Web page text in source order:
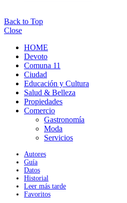
Back to Top
Close
HOME
Devoto
Comuna 11
Ciudad
Educación y Cultura
Salud & Belleza
Propiedades
Comercio
Gastronomía
Moda
Servicios
Autores
Guía
Datos
Historial
Leer más tarde
Favoritos